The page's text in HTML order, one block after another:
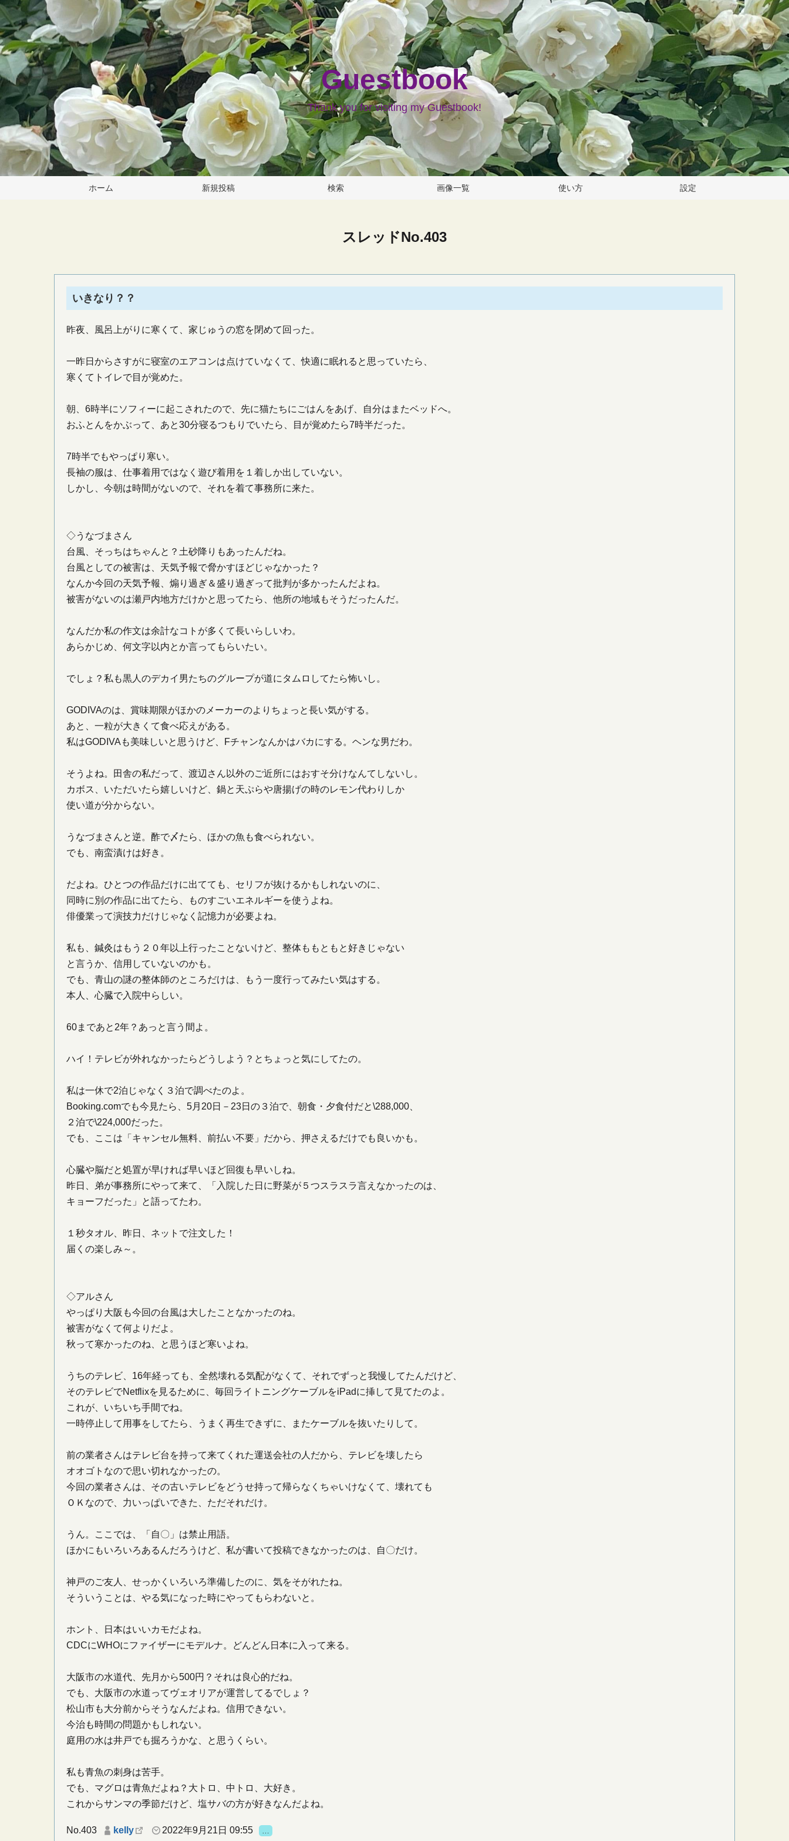
Guestbook
Thank you for visiting my Guestbook!
ホーム 新規投稿 検索 画像一覧 使い方 設定
スレッドNo.403
いきなり？？
昨夜、風呂上がりに寒くて、家じゅうの窓を閉めて回った。
一昨日からさすがに寝室のエアコンは点けていなくて、快適に眠れると思っていたら、
寒くてトイレで目が覚めた。
朝、6時半にソフィーに起こされたので、先に猫たちにごはんをあげ、自分はまたベッドへ。
おふとんをかぶって、あと30分寝るつもりでいたら、目が覚めたら7時半だった。
7時半でもやっぱり寒い。
長袖の服は、仕事着用ではなく遊び着用を１着しか出していない。
しかし、今朝は時間がないので、それを着て事務所に来た。
◇うなづまさん
台風、そっちはちゃんと？土砂降りもあったんだね。
台風としての被害は、天気予報で脅かすほどじゃなかった？
なんか今回の天気予報、煽り過ぎ＆盛り過ぎって批判が多かったんだよね。
被害がないのは瀬戸内地方だけかと思ってたら、他所の地域もそうだったんだ。
なんだか私の作文は余計なコトが多くて長いらしいわ。
あらかじめ、何文字以内とか言ってもらいたい。
でしょ？私も黒人のデカイ男たちのグループが道にタムロしてたら怖いし。
GODIVAのは、賞味期限がほかのメーカーのよりちょっと長い気がする。
あと、一粒が大きくて食べ応えがある。
私はGODIVAも美味しいと思うけど、Fチャンなんかはバカにする。ヘンな男だわ。
そうよね。田舎の私だって、渡辺さん以外のご近所にはおすそ分けなんてしないし。
カボス、いただいたら嬉しいけど、鍋と天ぷらや唐揚げの時のレモン代わりしか
使い道が分からない。
うなづまさんと逆。酢で〆たら、ほかの魚も食べられない。
でも、南蛮漬けは好き。
だよね。ひとつの作品だけに出てても、セリフが抜けるかもしれないのに、
同時に別の作品に出てたら、ものすごいエネルギーを使うよね。
俳優業って演技力だけじゃなく記憶力が必要よね。
私も、鍼灸はもう２０年以上行ったことないけど、整体ももともと好きじゃない
と言うか、信用していないのかも。
でも、青山の謎の整体師のところだけは、もう一度行ってみたい気はする。
本人、心臓で入院中らしい。
60まであと2年？あっと言う間よ。
ハイ！テレビが外れなかったらどうしよう？とちょっと気にしてたの。
私は一休で2泊じゃなく３泊で調べたのよ。
Booking.comでも今見たら、5月20日－23日の３泊で、朝食・夕食付だと\288,000、
２泊で\224,000だった。
でも、ここは「キャンセル無料、前払い不要」だから、押さえるだけでも良いかも。
心臓や脳だと処置が早ければ早いほど回復も早いしね。
昨日、弟が事務所にやって来て、「入院した日に野菜が５つスラスラ言えなかったのは、
キョーフだった」と語ってたわ。
１秒タオル、昨日、ネットで注文した！
届くの楽しみ～。
◇アルさん
やっぱり大阪も今回の台風は大したことなかったのね。
被害がなくて何よりだよ。
秋って寒かったのね、と思うほど寒いよね。
うちのテレビ、16年経っても、全然壊れる気配がなくて、それでずっと我慢してたんだけど、
そのテレビでNetflixを見るために、毎回ライトニングケーブルをiPadに挿して見てたのよ。
これが、いちいち手間でね。
一時停止して用事をしてたら、うまく再生できずに、またケーブルを抜いたりして。
前の業者さんはテレビ台を持って来てくれた運送会社の人だから、テレビを壊したら
オオゴトなので思い切れなかったの。
今回の業者さんは、その古いテレビをどうせ持って帰らなくちゃいけなくて、壊れても
ＯＫなので、力いっぱいできた、ただそれだけ。
うん。ここでは、「自〇」は禁止用語。
ほかにもいろいろあるんだろうけど、私が書いて投稿できなかったのは、自〇だけ。
神戸のご友人、せっかくいろいろ準備したのに、気をそがれたね。
そういうことは、やる気になった時にやってもらわないと。
ホント、日本はいいカモだよね。
CDCにWHOにファイザーにモデルナ。どんどん日本に入って来る。
大阪市の水道代、先月から500円？それは良心的だね。
でも、大阪市の水道ってヴェオリアが運営してるでしょ？
松山市も大分前からそうなんだよね。信用できない。
今治も時間の問題かもしれない。
庭用の水は井戸でも掘ろうかな、と思うくらい。
私も青魚の刺身は苦手。
でも、マグロは青魚だよね？大トロ、中トロ、大好き。
これからサンマの季節だけど、塩サバの方が好きなんだよね。
No.403 kelly 2022年9月21日 09:55